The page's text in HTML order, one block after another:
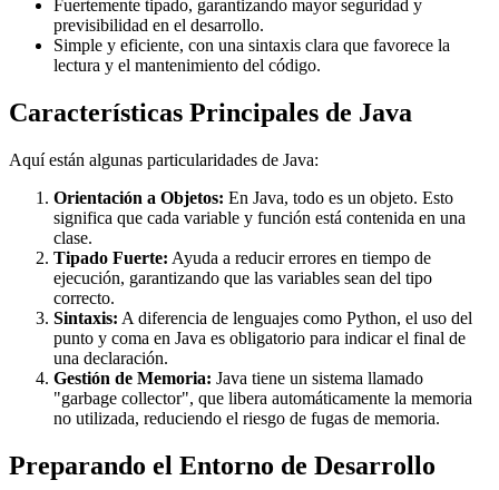
Fuertemente tipado, garantizando mayor seguridad y
previsibilidad en el desarrollo.
Simple y eficiente, con una sintaxis clara que favorece la
lectura y el mantenimiento del código.
Características Principales de Java
Aquí están algunas particularidades de Java:
Orientación a Objetos: En Java, todo es un objeto. Esto
significa que cada variable y función está contenida en una
clase.
Tipado Fuerte: Ayuda a reducir errores en tiempo de
ejecución, garantizando que las variables sean del tipo
correcto.
Sintaxis: A diferencia de lenguajes como Python, el uso del
punto y coma en Java es obligatorio para indicar el final de
una declaración.
Gestión de Memoria: Java tiene un sistema llamado
"garbage collector", que libera automáticamente la memoria
no utilizada, reduciendo el riesgo de fugas de memoria.
Preparando el Entorno de Desarrollo